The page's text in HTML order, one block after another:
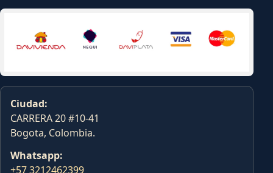
Ciudad:
CARRERA 20 #10-41
Bogota, Colombia.
Whatsapp:
+57 3212462399